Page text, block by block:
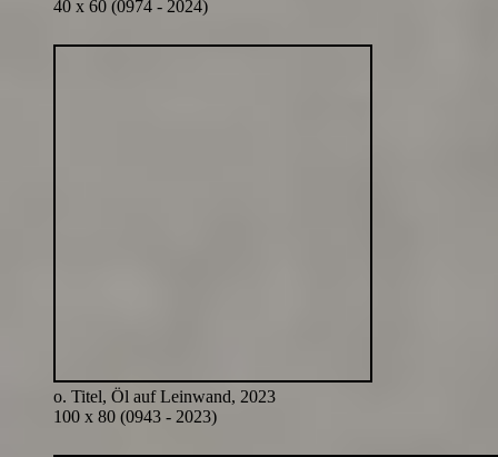
40 x 60 (0974 - 2024)
o. Titel, Öl auf Leinwand, 2023
100 x 80 (0943 - 2023)